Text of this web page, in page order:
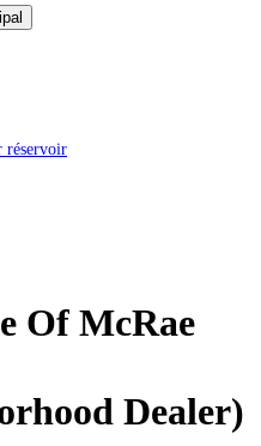
réservoir
Of McRae
Dealer)